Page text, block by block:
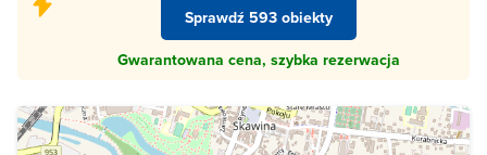
Sprawdź 593 obiekty
Gwarantowana cena, szybka rezerwacja